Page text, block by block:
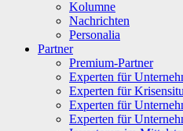
Kolumne
Nachrichten
Personalia
Partner
Premium-Partner
Experten für
Experten für
Experten für
Experten für